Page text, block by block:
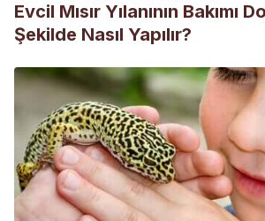
Evcil Mısır Yılanının Bakımı
Şekilde Nasıl Yapılır?